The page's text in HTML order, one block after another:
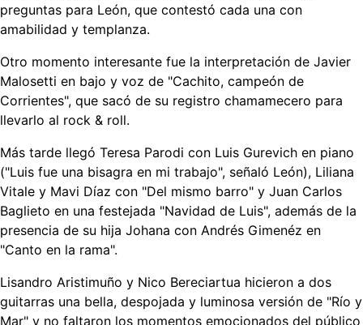
preguntas para León, que contestó cada una con
amabilidad y templanza.
Otro momento interesante fue la interpretación de Javier
Malosetti en bajo y voz de "Cachito, campeón de
Corrientes", que sacó de su registro chamamecero para
llevarlo al rock & roll.
Más tarde llegó Teresa Parodi con Luis Gurevich en piano
("Luis fue una bisagra en mi trabajo", señaló León), Liliana
Vitale y Mavi Díaz con "Del mismo barro" y Juan Carlos
Baglieto en una festejada "Navidad de Luis", además de la
presencia de su hija Johana con Andrés Gimenéz en
"Canto en la rama".
Lisandro Aristimuño y Nico Bereciartua hicieron a dos
guitarras una bella, despojada y luminosa versión de "Río y
Mar" y no faltaron los momentos emocionados del público